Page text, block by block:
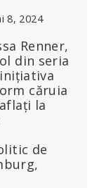
8, 2024
Renner,
din seria
căruia
la
de